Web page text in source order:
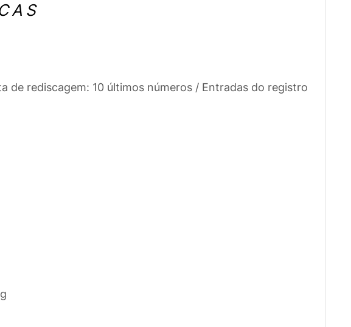
de rediscagem: 10 últimos números / Entradas do registro